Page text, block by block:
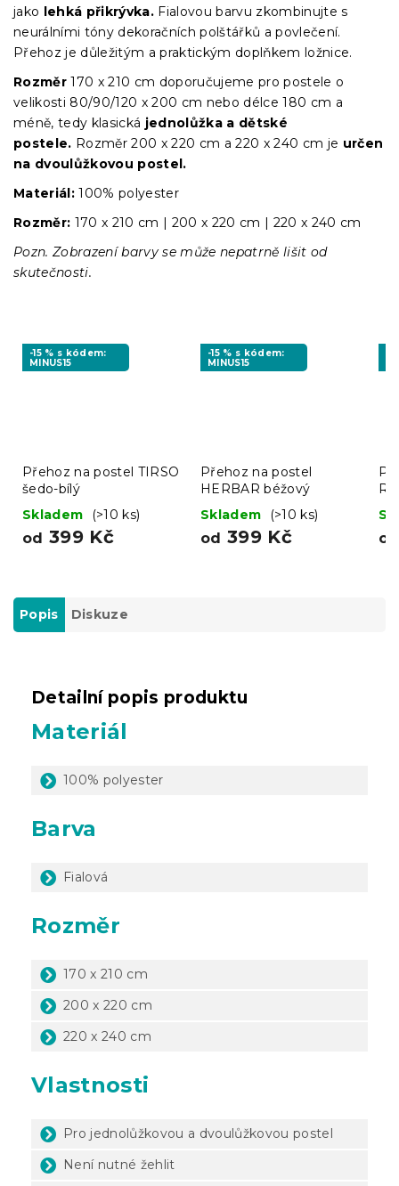
jako lehká přikrývka. Fialovou barvu zkombinujte s
neurálními tóny dekoračních polštářků a povlečení.
Přehoz je důležitým a praktickým doplňkem ložnice.
Rozměr 170 x 210 cm doporučujeme pro postele o
velikosti 80/90/120 x 200 cm nebo délce 180 cm a
méně, tedy klasická jednolůžka a dětské
postele. Rozměr 200 x 220 cm a 220 x 240 cm je určen
na dvoulůžkovou postel.
Materiál:100% polyester
Rozměr: 170 x 210 cm | 200 x 220 cm | 220 x 240 cm
Pozn. Zobrazení barvy se může nepatrně lišit od
skutečnosti.
-15 % s kódem:
MINUS15
Přehoz na postel TIRSO
šedo-bílý
Skladem
(>10 ks)
od 399 Kč
-15 % s kódem:
MINUS15
Přehoz na postel
HERBAR béžový
Skladem
(>10 ks)
od 399 Kč od
Popis Diskuze
Detailní popis produktu
Materiál
100% polyester
Barva
Fialová
Rozměr
170 x 210 cm
200 x 220 cm
220 x 240 cm
Vlastnosti
Pro jednolůžkovou a dvoulůžkovou postel
Není nutné žehlit